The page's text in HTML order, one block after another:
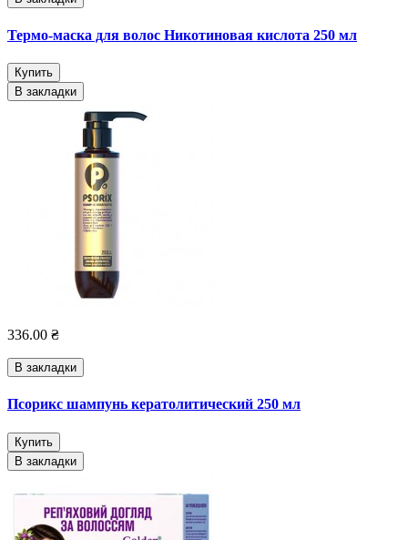
Термо-маска для волос Никотиновая кислота 250 мл
Купить
В закладки
336.00 ₴
В закладки
Псорикс шампунь кератолитический 250 мл
Купить
В закладки